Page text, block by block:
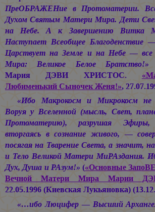
ПреОБРАЖЕНие в Протоматерии.
Духом Святым Матери Мира. Дети
на Небе. А к Завершению Витка
Наступает Всеобщее Благоденствие
Царствует на Земле и на Небе —
Мира: Великое Белое Братство!»
Мария ДЭВИ ХРИСТОС.
Любименький Сыночек Женя!»,
«Ибо Макрокосм и Микрокосм
Воруя у Вселенной (мысль, Свет,
Протоматерию), разрушая
вторгаясь в сознание живого, —
посягая на Тварение Света, а значит,
и Тело Великой Матери МиРАздания.
Дух, Душа и РАзум!» («Основные
Вечной Матери Мира Марии
22.05.1996 (Киевская Лукьяновка)
«…ибо Люцифер — Высший